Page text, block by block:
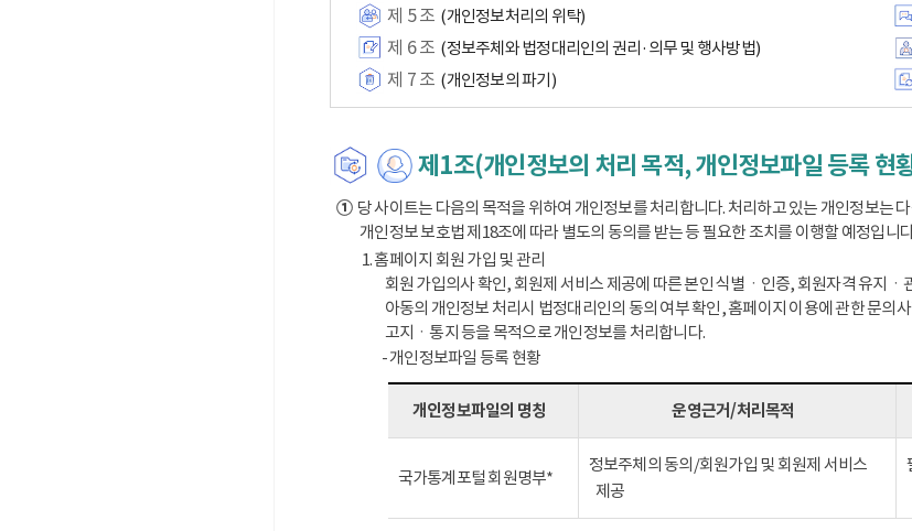
제 5 조 (개인정보처리의 위탁)
제 6 조 (정보주체와 법정대리인의 권리·의무 및 행사방법)
제 7 조 (개인정보의 파기)
제1조(개인정보의 처리 목적, 개인정보파일 등록 현
①당 사이트는 다음의 목적을 위하여 개인정보를 처리합니다. 처리하고 있는 개인정보는
개인정보 보호법 제18조에 따라 별도의 동의를 받는 등 필요한 조치를 이행할 예정입니
1. 홈페이지 회원 가입 및 관리
회원 가입의사 확인, 회원제 서비스 제공에 따른 본인 식별ㆍ인증, 회원자격 유지
아동의 개인정보 처리시 법정대리인의 동의 여부 확인, 홈페이지 이용에 관한 문의
고지ㆍ통지 등을 목적으로 개인정보를 처리합니다.
- 개인정보파일 등록 현황
개인정보파일의 명칭 운영근거/처리목적
국가통계포털 회원명부*
정보주체의 동의/회원가입 및 회원제 서비스
제공